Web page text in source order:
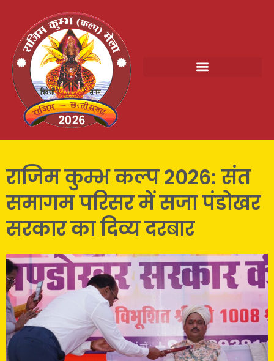
राजिम कुम्भ कल्प 2026: संत
समागम परिसर में सजा पंडोखर
सरकार का दिव्य दरबार